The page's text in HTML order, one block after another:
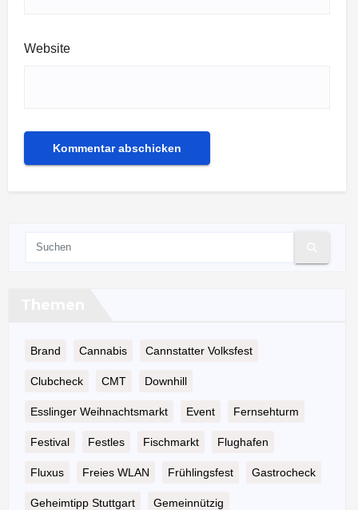
Website
Brand Cannabis Cannstatter Volksfest
Clubcheck CMT Downhill
Esslinger Weihnachtsmarkt Event Fernsehturm
Festival Festles Fischmarkt Flughafen
Fluxus Freies WLAN Frühlingsfest Gastrocheck
Geheimtipp Stuttgart Gemeinnützig